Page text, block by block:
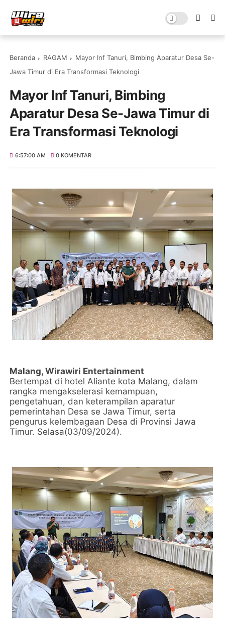
Beranda RAGAM
Mayor Inf Tanuri, Bimbing Aparatur Desa Se-
Jawa Timur di Era Transformasi Teknologi
Mayor Inf Tanuri, Bimbing
Aparatur Desa Se-Jawa Timur di
Era Transformasi Teknologi
6:57:00 AM 0 KOMENTAR
Malang, Wirawiri Entertainment
Bertempat di hotel Aliante kota Malang, dalam
rangka mengakselerasi kemampuan,
pengetahuan, dan keterampilan aparatur
pemerintahan Desa se Jawa Timur, serta
pengurus kelembagaan Desa di Provinsi Jawa
Timur. Selasa(03/09/2024).